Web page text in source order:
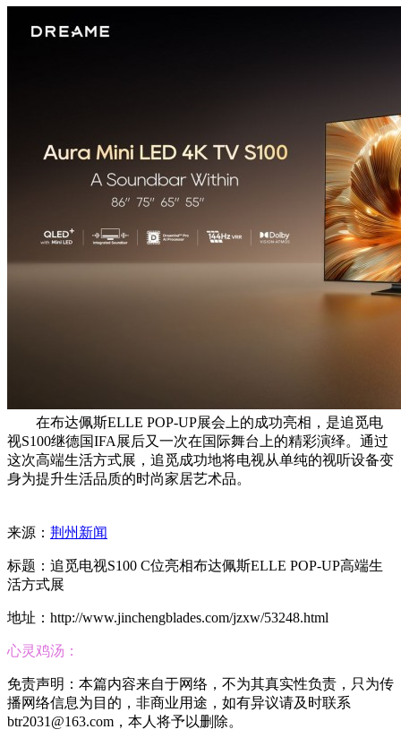
在布达佩斯ELLE POP-UP展会上的成功亮相，是追觅电
视S100继德国IFA展后又一次在国际舞台上的精彩演绎。通过
这次高端生活方式展，追觅成功地将电视从单纯的视听设备变
身为提升生活品质的时尚家居艺术品。
来源： 荆州新闻
标题：追觅电视S100 C位亮相布达佩斯ELLE POP-UP高端生
活方式展
地址：http://www.jinchengblades.com/jzxw/53248.html
心灵鸡汤：
免责声明：本篇内容来自于网络，不为其真实性负责，只为传
播网络信息为目的，非商业用途，如有异议请及时联系
btr2031@163.com，本人将予以删除。